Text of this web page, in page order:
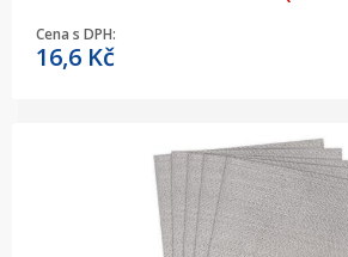
Cena s DPH:
16,6 Kč